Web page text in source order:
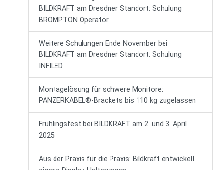
BILDKRAFT am Dresdner Standort: Schulung
BROMPTON Operator
Weitere Schulungen Ende November bei
BILDKRAFT am Dresdner Standort: Schulung
INFILED
Montagelösung für schwere Monitore:
PANZERKABEL®-Brackets bis 110 kg zugelassen
Frühlingsfest bei BILDKRAFT am 2. und 3. April
2025
Aus der Praxis für die Praxis: Bildkraft entwickelt